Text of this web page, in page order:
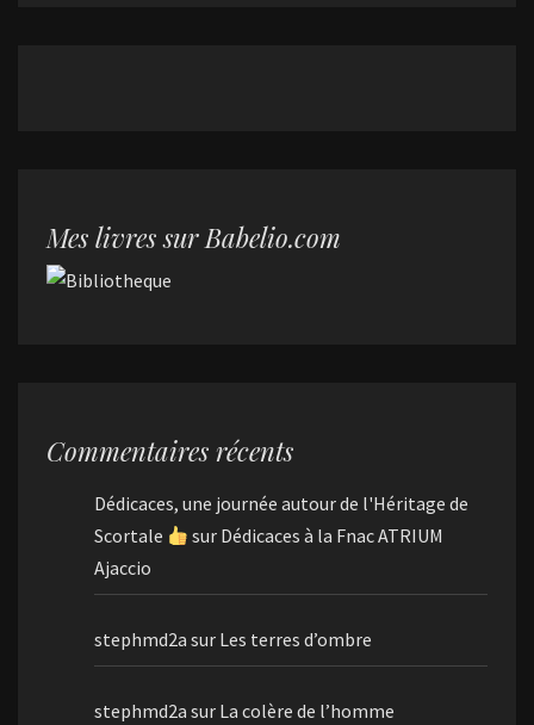
Mes livres sur Babelio.com
Commentaires récents
Dédicaces, une journée autour de l'Héritage de
Scortale
sur Dédicaces à la Fnac ATRIUM
Ajaccio
stephmd2a sur Les terres d’ombre
stephmd2a sur La colère de l’homme